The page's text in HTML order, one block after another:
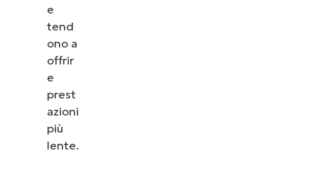
e
tend
ono a
offrir
e
prest
azioni
più
lente.